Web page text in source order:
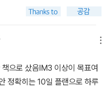
으로 샀음IM3 이상이 목표여
정확히는 10일 플랜으로 하루